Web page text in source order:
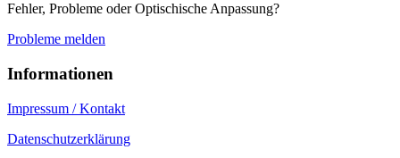
Fehler, Probleme oder Optischische Anpassung?
Probleme melden
Informationen
Impressum / Kontakt
Datenschutzerklärung